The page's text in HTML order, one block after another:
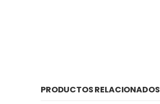
PRODUCTOS RELACIONADOS